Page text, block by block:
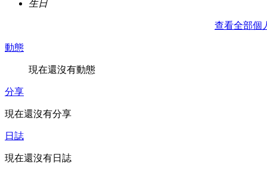
生日
查看全部個
動態
現在還沒有動態
分享
現在還沒有分享
日誌
現在還沒有日誌